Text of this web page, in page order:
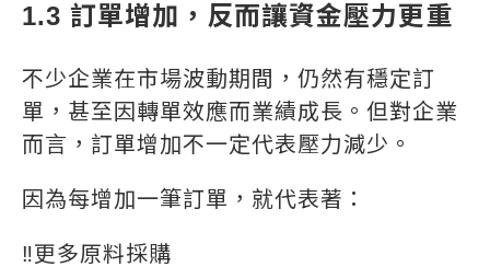
1.3 訂單增加，反而讓資金壓力更重
不少企業在市場波動期間，仍然有穩定訂
單，甚至因轉單效應而業績成長。但對企業
而言，訂單增加不一定代表壓力減少。
因為每增加一筆訂單，就代表著：
‼️更多原料採購